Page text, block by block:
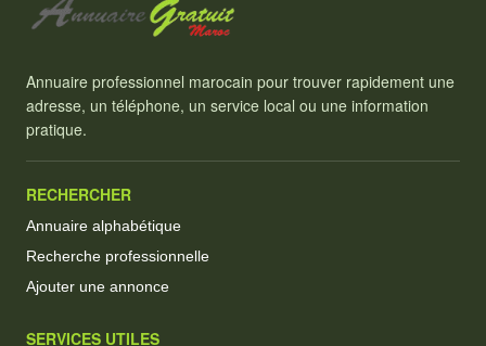
Annuaire professionnel marocain pour trouver rapidement une
adresse, un téléphone, un service local ou une information
pratique.
RECHERCHER
Annuaire alphabétique
Recherche professionnelle
Ajouter une annonce
SERVICES UTILES